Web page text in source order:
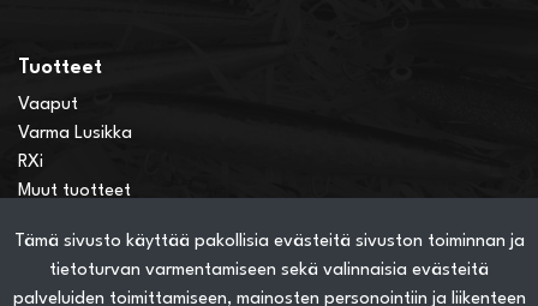
Tämä sivusto käyttää pakollisia evästeitä sivuston toiminnan ja
tietoturvan varmentamiseen sekä valinnaisia evästeitä
palveluiden toimittamiseen, mainosten personointiin ja liikenteen
Tuotteet
Vaaput
Varma Lusikka
RXi
Muut tuotteet
Verkkokauppainfo
Näin teet ostoksia verkkokaupassa